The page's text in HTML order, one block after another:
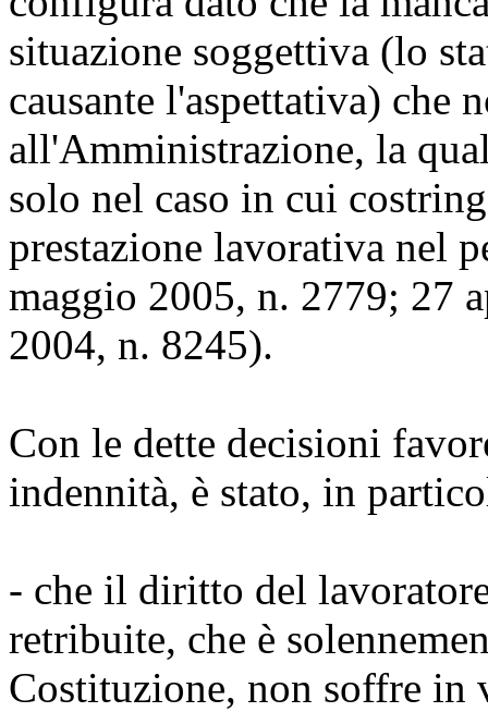
situazione soggettiva (lo
causante l'aspettativa) che
all'Amministrazione, la
solo nel caso in cui
prestazione lavorativa nel
maggio 2005, n. 2779; 27
2004, n. 8245).
Con le dette decisioni
indennità, è stato, in
- che il diritto del
retribuite, che è
Costituzione, non soffre in